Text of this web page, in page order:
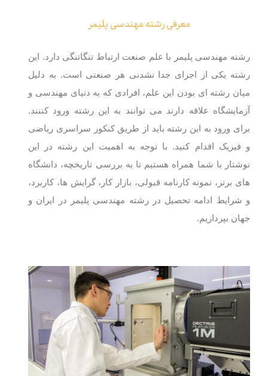
معرفی رشته مهندسی پلیمر
رشته مهندسی پلیمر با علم صنعت ارتباط تنگاتنگی دارد. این
رشته یکی از اجزای جدا نشدنی هر صنعتی است. به دلیل
میان رشته ای بودن این علم، افرادی که به دنیای مهندسی و
آزمایشگاه علاقه دارند می توانند به این رشته ورود کننند.
برای ورود به این رشته باید از طریق کنکور سراسری ریاضی
و فیزیک اقدام کنید. با توجه به اهمیت این رشته در این
نوشتار با شما همراه هستیم تا به بررسی تاریخچه، دانشگاه
‌های برتر، نمونه کارنامه قبولی، بازار کار، گرایش ها، کاربرد،
و شرایط ادامه تحصیل در رشته مهندسی پلیمر در ایران و
جهان بپردازیم.